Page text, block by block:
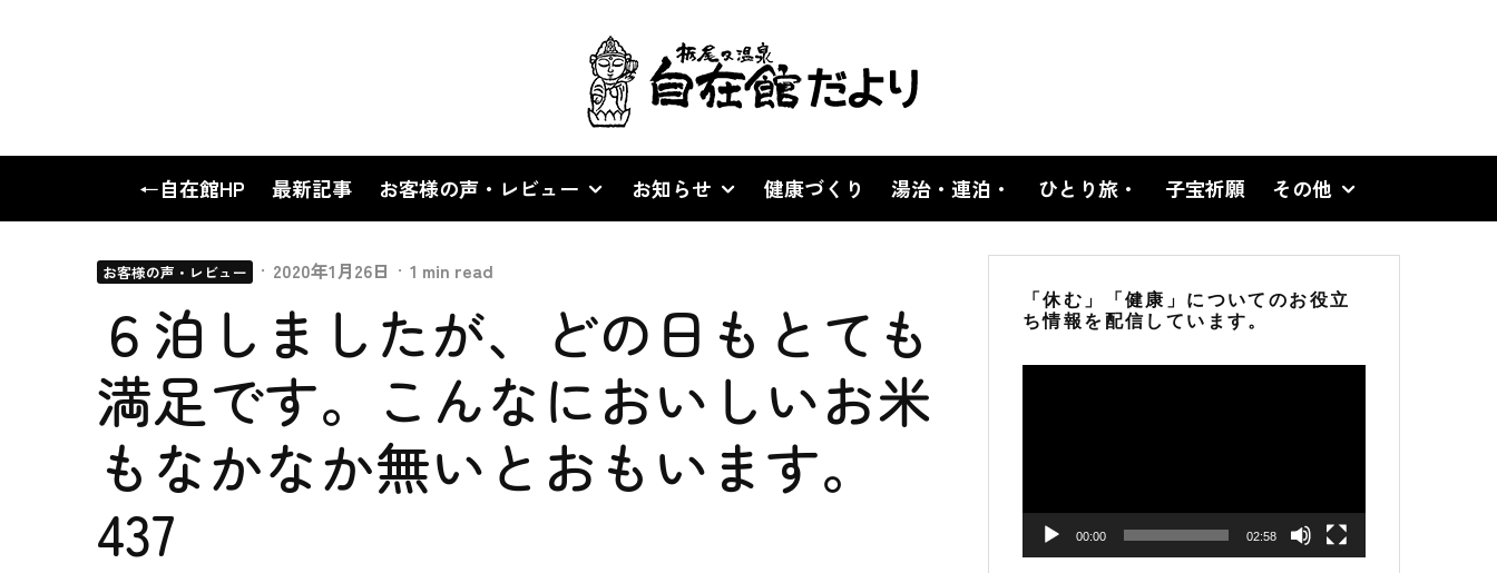
←自在館HP 最新記事 お客様の声・レビュー お知らせ 健康づくり 湯治・連泊・ ひとり旅・ 子宝祈願 その他
お客様の声・レビュー · 2020年1月26日 · 1 min read
６泊しましたが、どの日もとても
満足です。こんなにおいしいお米
もなかなか無いとおもいます。
437
「休む」「健康」についてのお役立
ち情報を配信しています。
00:00 02:58